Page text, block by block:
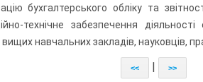
бухгалтерського обліку та
технічне забезпечення
навчальних закладів, науковців,
<< >>